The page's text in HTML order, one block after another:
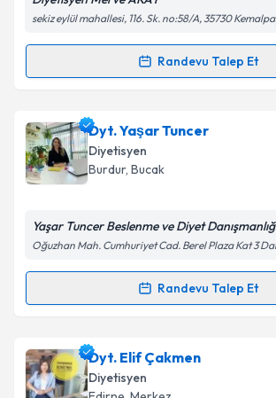
Kişisel verilerimin işlenmesine ilişkin
Metni'ni okudum ve kişisel
Takvim Talebini
sekiz eylül mahallesi, 116. Sk. no:58/A, 35730
Randevu Talep Et
Randevu Takvimi Talebi
Dyt. Merve Akayiçin randevu takvimi
oluşturun. Size bu uzmandan randevu
takvim hazırlandığında e-posta ile
Kişisel verilerimin işlenmesine ilişkin
Metni'ni okudum ve kişisel
Takvim Talebini
Dyt. Yaşar Tuncer
Diyetisyen
Burdur, Bucak
Yaşar Tuncer Beslenme ve Diyet
Oğuzhan Mah. Cumhuriyet Cad. Berel Plaza Kat 3
Randevu Talep Et
Randevu Takvimi Talebi
Dyt. Yaşar Tunceriçin randevu
oluşturun. Size bu uzmandan randevu
takvim hazırlandığında e-posta ile
Dyt. Elif Çakmen
Diyetisyen